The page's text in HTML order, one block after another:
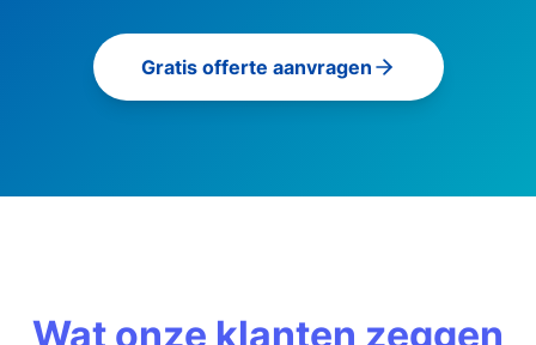
Gratis offerte aanvragen
Wat onze klanten zeggen